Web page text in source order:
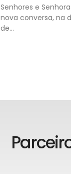
Senhores e
nova conversa, na
de…